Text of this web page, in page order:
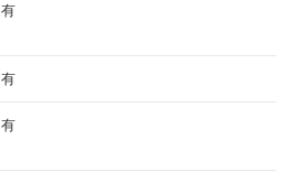
有
有
有